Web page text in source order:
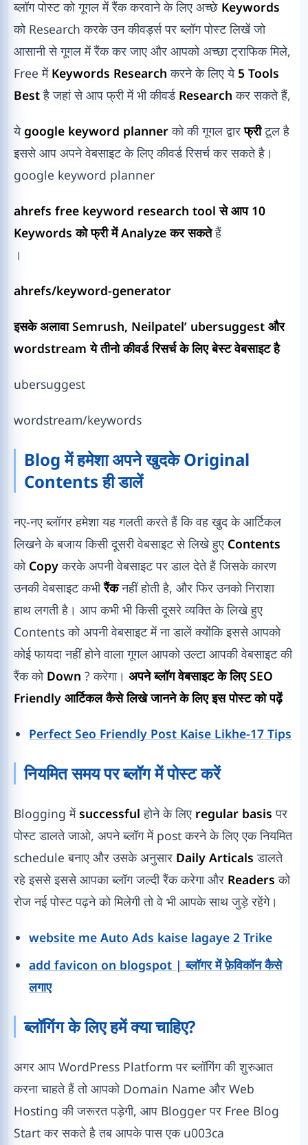
ब्लॉग पोस्ट को गूगल में रैंक करवाने के लिए अच्छे Keywords
को Research करके उन कीवर्ड्स पर ब्लॉग पोस्ट लिखें जो
आसानी से गूगल में रैंक कर जाए और आपको अच्छा ट्राफिक मिले,
Free में Keywords Research करने के लिए ये 5 Tools
Bestहै जहां से आप फ्री में भी कीवर्ड Research कर सकते हैं,
येgoogle keyword plannerको की गूगल द्वारफ्रीटूल है
इससे आप अपने वेबसाइट के लिए कीवर्ड रिसर्च कर सकते है।
google keyword planner
ahrefs free keyword research tool से आप 10
Keywords को फ्री में Analyze कर सकतेहैं
।
ahrefs/keyword-generator
इसके अलावा Semrush, Neilpatel’ ubersuggest और
wordstream ये तीनो कीवर्ड रिसर्च के लिए बेस्ट वेबसाइट है
ubersuggest
wordstream/keywords
Blog में हमेशा अपने खुदके Original
Contents ही डालें
नए-नए ब्लॉगर हमेशा यह गलती करते हैं कि वह खुद के आर्टिकल
लिखने के बजाय किसी दूसरी वेबसाइट से लिखे हुए Contents
को Copyकरके अपनी वेबसाइट पर डाल देते हैं जिसके कारण
उनकी वेबसाइट कभीरैंकनहीं होती है, और फिर उनको निराशा
हाथ लगती है। आप कभी भी किसी दूसरे व्यक्ति के लिखे हुए
Contents को अपनी वेबसाइट में ना डालें क्योंकि इससे आपको
कोई फायदा नहीं होने वाला गूगल आपको उल्टा आपकी वेबसाइट की
रैंक कोDown ? करेगा। अपने ब्लॉग वेबसाइट के लिए SEO
Friendly आर्टिकल कैसे लिखे जानने के लिए इस पोस्ट को पढ़ें
Perfect Seo Friendly Post Kaise Likhe-17 Tips
नियमित समय पर ब्लॉग में पोस्‍ट करें
Blogging मेंsuccessful होने के लिए regular basis पर
पोस्ट डालते जाओ, अपने ब्लॉग में post करने के लिए एक नियमित
schedule बनाए और उसके अनुसार Daily Articals डालते
रहे इससे इससे आपका ब्लॉग जल्दी रैंक करेगा और Readers को
रोज नई पोस्ट पढ़ने को मिलेगी तो वे भी आपके साथ जुड़े रहेंगे।
website me Auto Ads kaise lagaye 2 Trike
add favicon on blogspot | ब्लॉगर में फ़ेविकॉन कैसे
लगाए
ब्लॉगिंग के लिए हमें क्या चाहिए?
अगर आप WordPress Platform पर ब्लॉगिंग की शुरुआत
करना चाहते हैं तो आपको Domain Name और Web
Hosting की जरूरत पड़ेगी, आप Blogger पर Free Blog
Start कर सकते है तब आपके पास एक u003ca